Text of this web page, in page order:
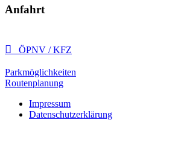
Anfahrt
 ÖPNV / KFZ
Parkmöglichkeiten
Routenplanung
Impressum
Datenschutzerklärung